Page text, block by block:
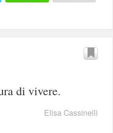
di vivere.
Elisa Cassinelli